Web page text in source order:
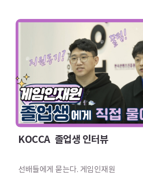
KOCCA  졸업생 인터뷰
선배들에게 묻는다. 게임인재원